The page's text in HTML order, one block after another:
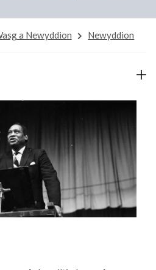
a Newyddion Newyddion